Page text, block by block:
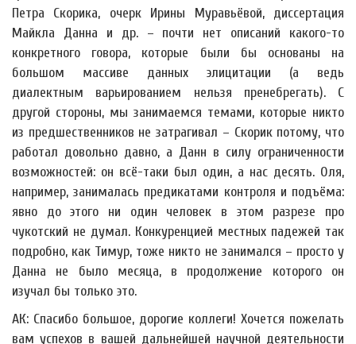
Петра Скорика, очерк Ирины Муравьёвой, диссертация
Майкла Данна и др. – почти нет описаний какого-то
конкретного говора, которые были бы основаны на
большом массиве данных элицитации (а ведь
диалектным варьированием нельзя пренебрегать). С
другой стороны, мы занимаемся темами, которые никто
из предшественников не затрагивал – Скорик потому, что
работал довольно давно, а Данн в силу ограниченности
возможностей: он всё-таки был один, а нас десять. Оля,
например, занималась предикатами контроля и подъёма:
явно до этого ни один человек в этом разрезе про
чукотский не думал. Конкуренцией местных падежей так
подробно, как Тимур, тоже никто не занимался – просто у
Данна не было месяца, в продолжение которого он
изучал бы только это.
АК: Спасибо большое, дорогие коллеги! Хочется пожелать
вам успехов в вашей дальнейшей научной деятельности